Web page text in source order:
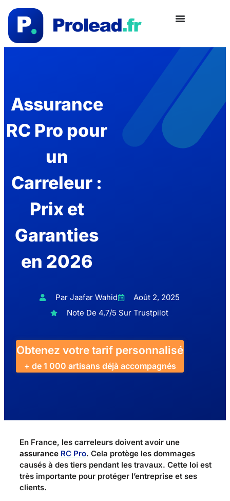
Assurance
RC Pro pour
un
Carreleur :
Prix et
Garanties
en 2026
Par Jaafar Wahid
Août 2, 2025
Note De 4,7/5 Sur Trustpilot
Obtenez votre tarif personnalisé
+ de 1 000 artisans déjà accompagnés
En France, les carreleurs doivent avoir une
assurance RC Pro. Cela protège les dommages
causés à des tiers pendant les travaux. Cette loi est
très importante pour protéger l’entreprise et ses
clients.